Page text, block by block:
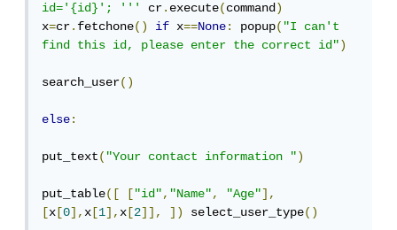
id='{id}'; '''
cr.execute(command)
x=cr.fetchone() if x==None: popup("I can't
find this id, please enter the correct id")
search_user()
else:
put_text("Your contact information ")
put_table([ ["id","Name", "Age"],
[x [0],x [1],x [2]], ]) select_user_type()